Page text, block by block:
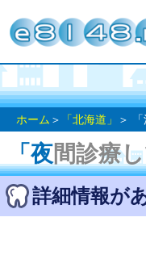
ホーム ＞ 「北海道」 ＞ 「
「夜間診
詳細情報が